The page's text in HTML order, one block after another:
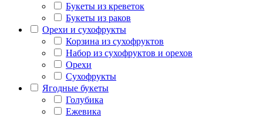
Букеты из креветок
Букеты из раков
Орехи и сухофрукты
Корзина из сухофруктов
Набор из сухофруктов и орехов
Орехи
Сухофрукты
Ягодные букеты
Голубика
Ежевика